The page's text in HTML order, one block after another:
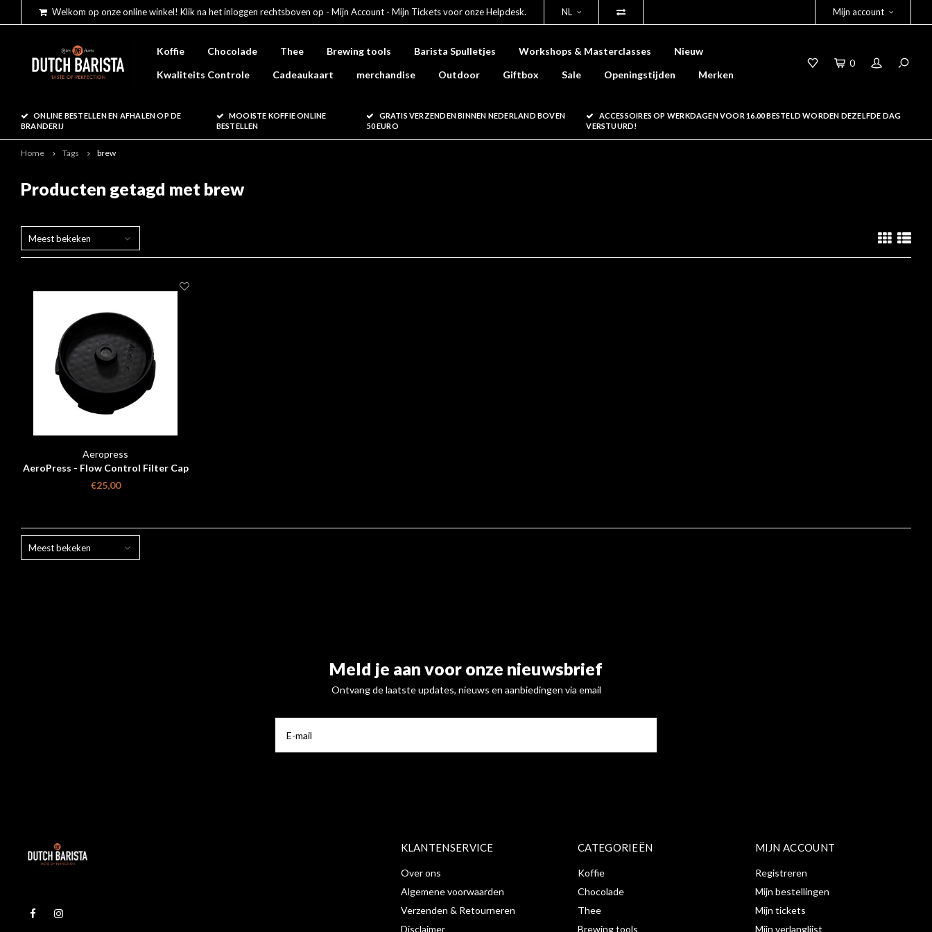
Welkom op onze online winkel! Klik na het inloggen rechtsboven op - Mijn Account - Mijn Tickets voor onze Helpdesk. NL Mijn account
Koffie Chocolade Thee Brewing tools Barista Spulletjes Workshops & Masterclasses
Nieuw
Kwaliteits Controle
Cadeaukaart merchandise Outdoor Giftbox Sale Openingstijden Merken
0
ONLINE BESTELLEN EN AFHALEN OP DE
BRANDERIJ
MOOISTE KOFFIE ONLINE
BESTELLEN
GRATIS VERZENDEN BINNEN NEDERLAND BOVEN
50 EURO
ACCESSOIRES OP WERKDAGEN VOOR 16.00 BESTELD WORDEN DEZELFDE DAG
VERSTUURD!
Home Tags brew
Producten getagd met brew
Meest bekeken
Aeropress
AeroPress - Flow Control Filter Cap
€25,00
Meest bekeken
Meld je aan voor onze nieuwsbrief
Ontvang de laatste updates, nieuws en aanbiedingen via email
KLANTENSERVICE
Over ons
Algemene voorwaarden
Verzenden & Retourneren
Disclaimer
CATEGORIEËN
Koffie
Chocolade
Thee
Brewing tools
MIJN ACCOUNT
Registreren
Mijn bestellingen
Mijn tickets
Mijn verlanglijst